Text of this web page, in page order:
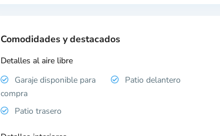
Comodidades y destacados
Detalles al aire libre
Garaje disponible para
compra
Patio delantero
Patio trasero